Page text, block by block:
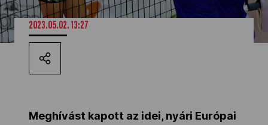
MOB
Kettőskarrier-program
NOB
2023.05.02. 13:27
Meghívást kapott az idei, nyári Európai